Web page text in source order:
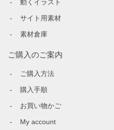
動くイラスト
サイト用素材
素材倉庫
ご購入のご案内
ご購入方法
購入手順
お買い物かご
My account